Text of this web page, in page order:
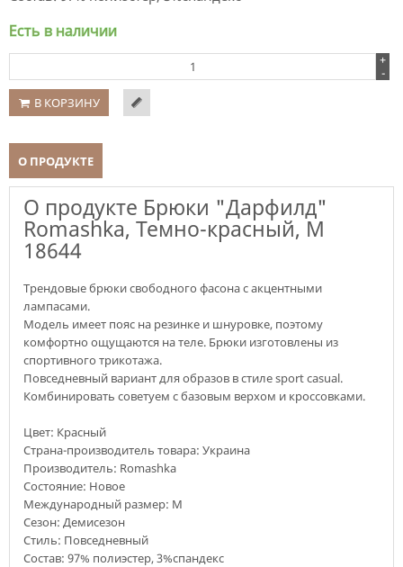
Есть в наличии
+
-
В КОРЗИНУ
О ПРОДУКТЕ
О продукте Брюки "Дарфилд"
Romashka, Темно-красный, M
18644
Трендовые брюки свободного фасона с акцентными
лампасами.
Модель имеет пояс на резинке и шнуровке, поэтому
комфортно ощущаются на теле. Брюки изготовлены из
спортивного трикотажа.
Повседневный вариант для образов в стиле sport casual.
Комбинировать советуем с базовым верхом и кроссовками.
Цвет: Красный
Страна-производитель товара: Украина
Производитель: Romashka
Состояние: Новое
Международный размер: M
Сезон: Демисезон
Стиль: Повседневный
Состав: 97% полиэстер, 3%спандекс